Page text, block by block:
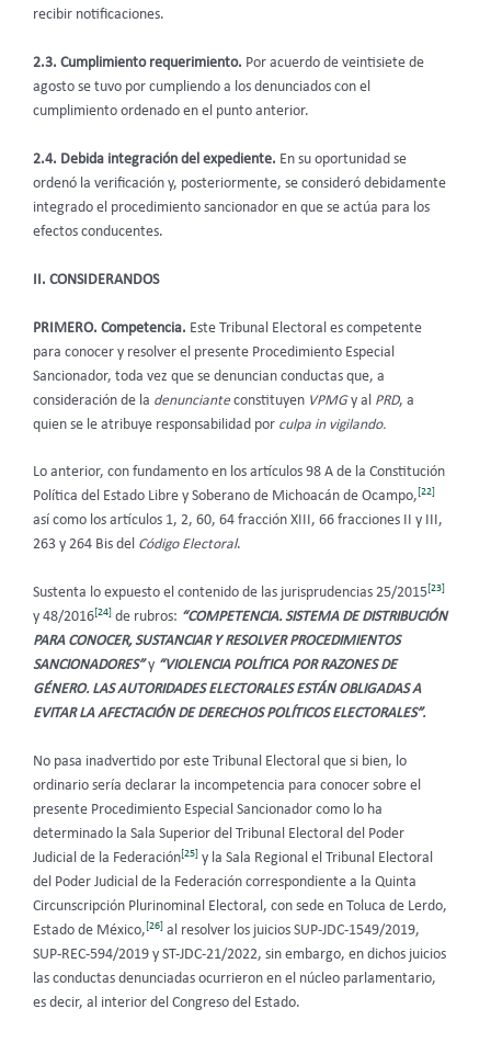
recibir notificaciones.
2.3. Cumplimiento requerimiento. Por acuerdo de veintisiete de
agosto se tuvo por cumpliendo a los denunciados con el
cumplimiento ordenado en el punto anterior.
2.4. Debida integración del expediente. En su oportunidad se
ordenó la verificación y, posteriormente, se consideró debidamente
integrado el procedimiento sancionador en que se actúa para los
efectos conducentes.
II. CONSIDERANDOS
PRIMERO. Competencia. Este Tribunal Electoral es competente
para conocer y resolver el presente Procedimiento Especial
Sancionador, toda vez que se denuncian conductas que, a
consideración de la denuncianteconstituyen VPMGy al PRD, a
quien se le atribuye responsabilidad por culpa in vigilando.
Lo anterior, con fundamento en los artículos 98 A de la Constitución
Política del Estado Libre y Soberano de Michoacán de Ocampo, [22]
así como los artículos 1, 2, 60, 64 fracción XIII, 66 fracciones II y III,
263 y 264 Bis del Código Electoral.
Sustenta lo expuesto el contenido de las jurisprudencias 25/2015[23]
y 48/2016[24] de rubros: “COMPETENCIA. SISTEMA DE DISTRIBUCIÓN
PARA CONOCER, SUSTANCIAR Y RESOLVER PROCEDIMIENTOS
SANCIONADORES”y “VIOLENCIA POLÍTICA POR RAZONES DE
GÉNERO. LAS AUTORIDADES ELECTORALES ESTÁN OBLIGADAS A
EVITAR LA AFECTACIÓN DE DERECHOS POLÍTICOS ELECTORALES”.
No pasa inadvertido por este Tribunal Electoral que si bien, lo
ordinario sería declarar la incompetencia para conocer sobre el
presente Procedimiento Especial Sancionador como lo ha
determinado la Sala Superior del Tribunal Electoral del Poder
Judicial de la Federación[25] y la Sala Regional el Tribunal Electoral
del Poder Judicial de la Federación correspondiente a la Quinta
Circunscripción Plurinominal Electoral, con sede en Toluca de Lerdo,
Estado de México,[26] al resolver los juicios SUP-JDC-1549/2019,
SUP-REC-594/2019 y ST-JDC-21/2022, sin embargo, en dichos juicios
las conductas denunciadas ocurrieron en el núcleo parlamentario,
es decir, al interior del Congreso del Estado.